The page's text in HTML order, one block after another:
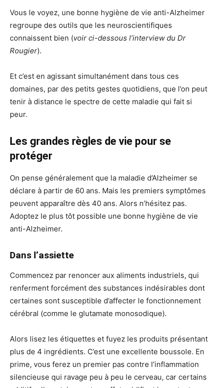
Vous le voyez, une bonne hygiène de vie anti-Alzheimer
regroupe des outils que les neuroscientifiques
connaissent bien (voir ci-dessous l’interview du Dr
Rougier).
Et c’est en agissant simultanément dans tous ces
domaines, par des petits gestes quotidiens, que l’on peut
tenir à distance le spectre de cette maladie qui fait si
peur.
Les grandes règles de vie pour se
protéger
On pense généralement que la maladie d’Alzheimer se
déclare à partir de 60 ans. Mais les premiers symptômes
peuvent apparaître dès 40 ans. Alors n’hésitez pas.
Adoptez le plus tôt possible une bonne hygiène de vie
anti-Alzheimer.
Dans l’assiette
Commencez par renoncer aux aliments industriels, qui
renferment forcément des substances indésirables dont
certaines sont susceptible d’affecter le fonctionnement
cérébral (comme le glutamate monosodique).
Alors lisez les étiquettes et fuyez les produits présentant
plus de 4 ingrédients. C’est une excellente boussole. En
prime, vous ferez un premier pas contre l’inflammation
silencieuse qui ravage peu à peu le cerveau, car certains